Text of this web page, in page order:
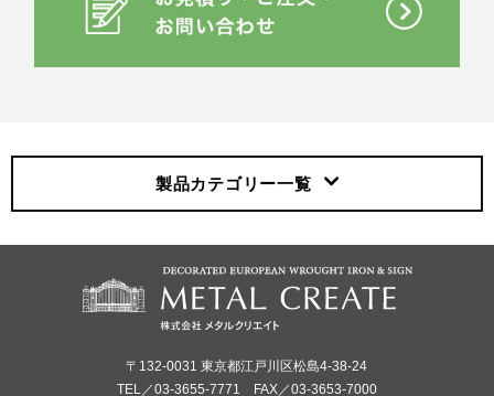
製品カテゴリー一覧
〒132-0031 東京都江戸川区松島4-38-24
TEL／03-3655-7771 FAX／03-3653-7000